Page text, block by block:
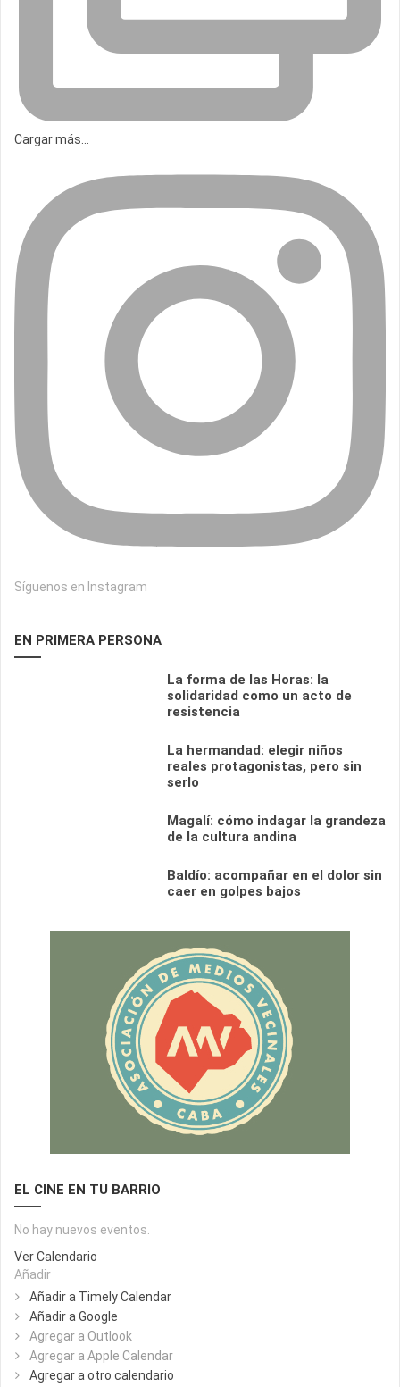
Cargar más...
Síguenos en Instagram
EN PRIMERA PERSONA
La forma de las Horas: la
solidaridad como un acto de
resistencia
La hermandad: elegir niños
reales protagonistas, pero sin
serlo
Magalí: cómo indagar la grandeza
de la cultura andina
Baldío: acompañar en el dolor sin
caer en golpes bajos
EL CINE EN TU BARRIO
No hay nuevos eventos.
Ver Calendario
Añadir
Añadir a Timely Calendar
Añadir a Google
Agregar a Outlook
Agregar a Apple Calendar
Agregar a otro calendario